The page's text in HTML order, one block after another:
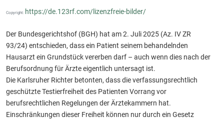
Copyright: https://de.123rf.com/lizenzfreie-bilder/
Der Bundesgerichtshof (BGH) hat am 2. Juli 2025 (Az. IV ZR
93/24) entschieden, dass ein Patient seinem behandelnden
Hausarzt ein Grundstück vererben darf – auch wenn dies nach der
Berufsordnung für Ärzte eigentlich untersagt ist.
Die Karlsruher Richter betonten, dass die verfassungsrechtlich
geschützte Testierfreiheit des Patienten Vorrang vor
berufsrechtlichen Regelungen der Ärztekammern hat.
Einschränkungen dieser Freiheit können nur durch ein Gesetz